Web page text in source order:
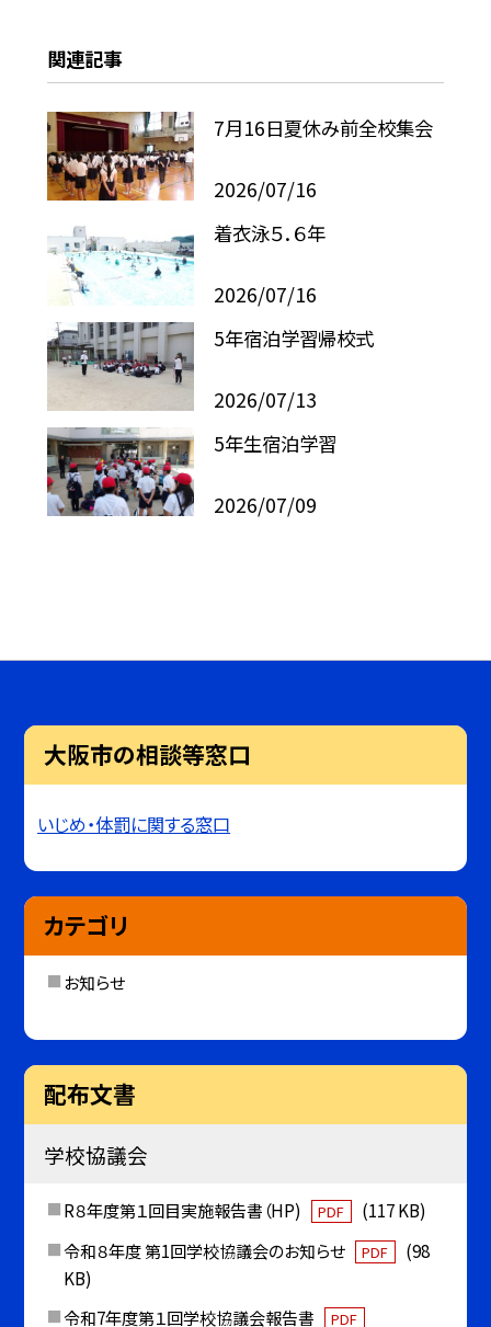
関連記事
7月16日夏休み前全校集会
2026/07/16
着衣泳５．６年
2026/07/16
5年宿泊学習帰校式
2026/07/13
5年生宿泊学習
2026/07/09
大阪市の相談等窓口
いじめ・体罰に関する窓口
カテゴリ
お知らせ
配布文書
学校協議会
R８年度第１回目実施報告書（HP) PDF
(117 KB)
令和８年度 第1回学校協議会のお知らせ
PDF
(98
KB)
令和7年度第１回学校協議会報告書
PDF